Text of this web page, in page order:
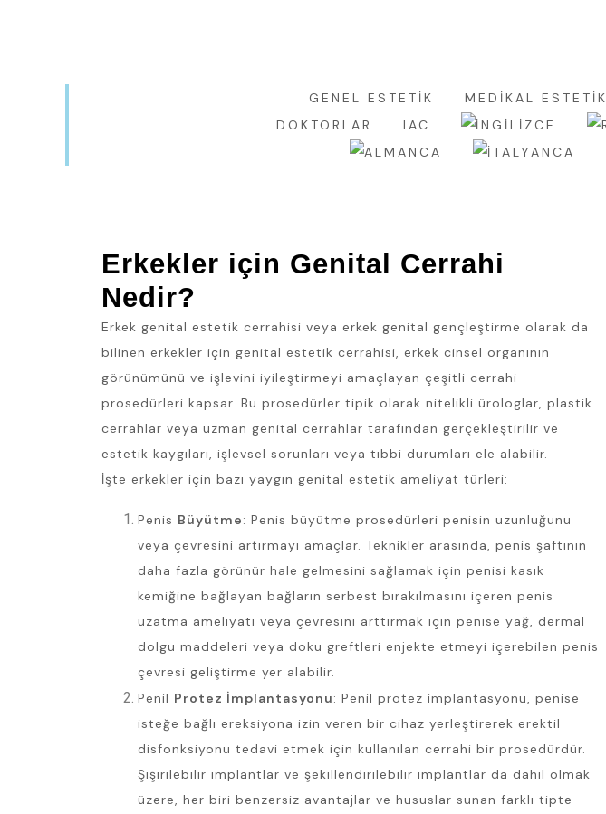
GENEL ESTETIK MEDIKAL ESTETIK
DOKTORLAR
IAC
Erkekler için Genital Cerrahi
Nedir?
Erkek genital estetik cerrahisi veya erkek genital gençleştirme olarak da
bilinen erkekler için genital estetik cerrahisi, erkek cinsel organının
görünümünü ve işlevini iyileştirmeyi amaçlayan çeşitli cerrahi
prosedürleri kapsar. Bu prosedürler tipik olarak nitelikli ürologlar, plastik
cerrahlar veya uzman genital cerrahlar tarafından gerçekleştirilir ve
estetik kaygıları, işlevsel sorunları veya tıbbi durumları ele alabilir.
İşte erkekler için bazı yaygın genital estetik ameliyat türleri:
Penis Büyütme: Penis büyütme prosedürleri penisin uzunluğunu
veya çevresini artırmayı amaçlar. Teknikler arasında, penis şaftının
daha fazla görünür hale gelmesini sağlamak için penisi kasık
kemiğine bağlayan bağların serbest bırakılmasını içeren penis
uzatma ameliyatı veya çevresini arttırmak için penise yağ, dermal
dolgu maddeleri veya doku greftleri enjekte etmeyi içerebilen penis
çevresi geliştirme yer alabilir.
Penil Protez İmplantasyonu: Penil protez implantasyonu, penise
isteğe bağlı ereksiyona izin veren bir cihaz yerleştirerek erektil
disfonksiyonu tedavi etmek için kullanılan cerrahi bir prosedürdür.
Şişirilebilir implantlar ve şekillendirilebilir implantlar da dahil olmak
üzere, her biri benzersiz avantajlar ve hususlar sunan farklı tipte